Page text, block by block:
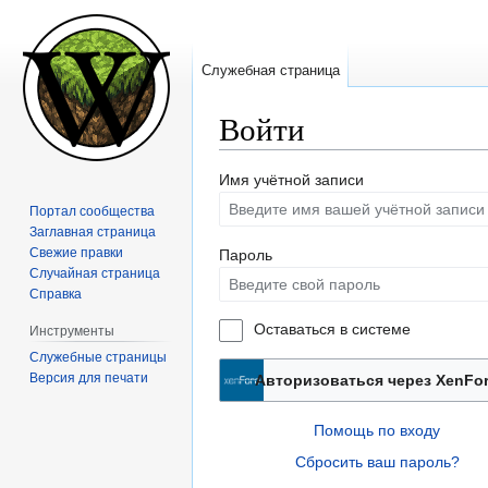
Войти
Перейти
Перейти
Имя учётной записи
Пароль
Оставаться в системе
Авторизоваться через
Помощь по входу
Сбросить ваш пароль?
Служебная страница
Портал сообщества
Заглавная страница
Свежие правки
Случайная страница
Справка
Инструменты
Служебные страницы
Версия для печати